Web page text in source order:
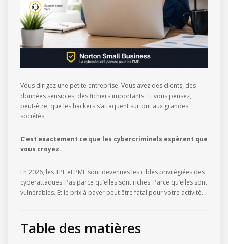
Vous dirigez une petite entreprise. Vous avez des clients, des
données sensibles, des fichiers importants. Et vous pensez,
peut-être, que les hackers s’attaquent surtout aux grandes
sociétés.
C’est exactement ce que les cybercriminels espèrent que
vous croyez.
En 2026, les TPE et PME sont devenues les cibles privilégiées des
cyberattaques. Pas parce qu’elles sont riches. Parce qu’elles sont
vulnérables. Et le prix à payer peut être fatal pour votre activité.
Table des matières